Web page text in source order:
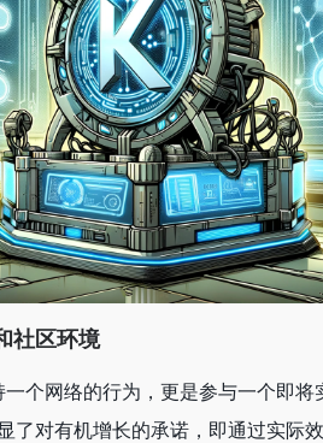
社区环境
个网络的行为，更是参与一个即将
了对有机增长的承诺，即通过实际